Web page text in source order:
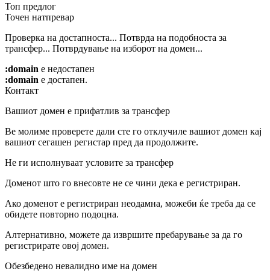
Топ предлог
Точен натпревар
Проверка на достапноста... Потврда на подобноста за
трансфер... Потврдување на изборот на домен...
:domain е недостапен
:domain е достапен.
Контакт
Вашиот домен е прифатлив за трансфер
Ве молиме проверете дали сте го отклучиле вашиот домен кај
вашиот сегашен регистар пред да продолжите.
Не ги исполнуваат условите за трансфер
Доменот што го внесовте не се чини дека е регистриран.
Ако доменот е регистриран неодамна, можеби ќе треба да се
обидете повторно подоцна.
Алтернативно, можете да извршите пребарување за да го
регистрирате овој домен.
Обезбедено невалидно име на домен